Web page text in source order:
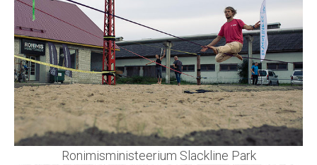
Ronimisministeerium Slackline Park